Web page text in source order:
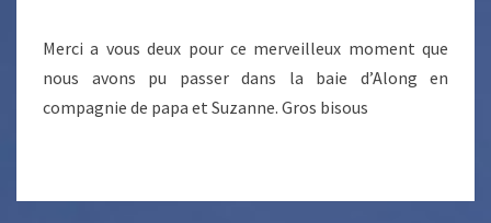
Merci a vous deux pour ce merveilleux moment que
nous avons pu passer dans la baie d’Along en
compagnie de papa et Suzanne. Gros bisous